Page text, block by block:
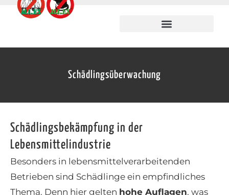
Schädlingsüberwachung
Schädlingsbekämpfung in der
Lebensmittelindustrie
Besonders in lebensmittelverarbeitenden
Betrieben sind Schädlinge ein empfindliches
Thema. Denn hier gelten hohe Auflagen, was